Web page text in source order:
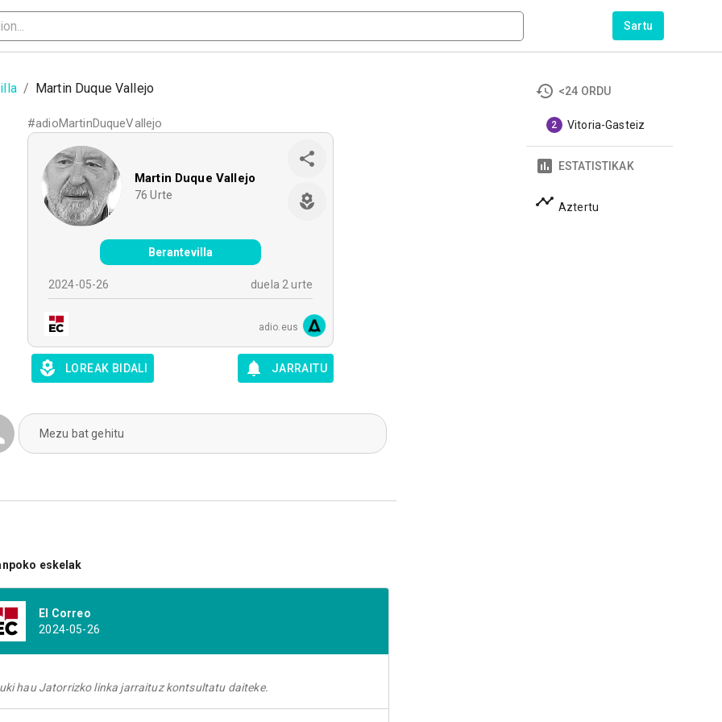
Sartu
/ Martin Duque Vallejo
#adioMartinDuqueVallejo
Martin Duque Vallejo
76 Urte
Berantevilla
2024-05-26 duela 2 urte
adio.eus
LOREAK BIDALI JARRAITU
Mezu bat gehitu
eskelak
El Correo
2024-05-26
hau Jatorrizko linka jarraituz kontsultatu daiteke.
<24 ORDU
2 Vitoria-Gasteiz
ESTATISTIKAK
Aztertu